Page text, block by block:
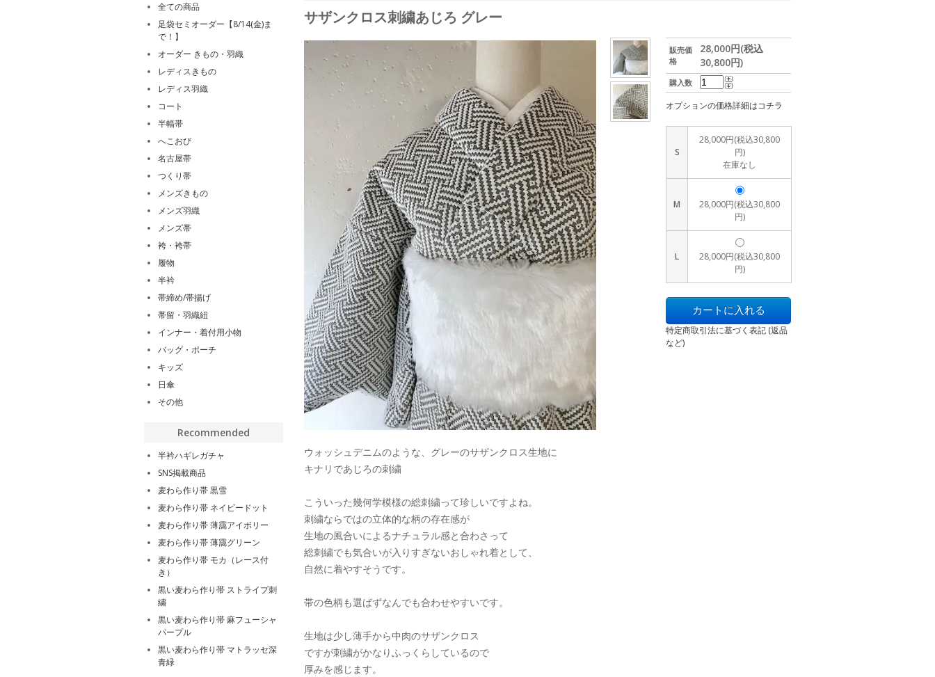
サザンクロス刺繍あじろ グレー
販売価
格
28,000円(税込
30,800円)
購入数
オプションの価格詳細はコチラ
S
28,000円(税込30,800
円)
在庫なし
M
28,000円(税込30,800
円)
L
28,000円(税込30,800
円)
特定商取引法に基づく表記 (返品
など)
ウォッシュデニムのような、グレーのサザンクロス生地に
キナリであじろの刺繍
こういった幾何学模様の総刺繍って珍しいですよね。
刺繍ならではの立体的な柄の存在感が
生地の風合いによるナチュラル感と合わさって
総刺繍でも気合いが入りすぎないおしゃれ着として、
自然に着やすそうです。
帯の色柄も選ばずなんでも合わせやすいです。
生地は少し薄手から中肉のサザンクロス
ですが刺繍がかなりふっくらしているので
厚みを感じます。
全ての商品
足袋セミオーダー【8/14(金)ま
で！】
オーダー きもの・羽織
レディスきもの
レディス羽織
コート
半幅帯
へこおび
名古屋帯
つくり帯
メンズきもの
メンズ羽織
メンズ帯
袴・袴帯
履物
半衿
帯締め/帯揚げ
帯留・羽織紐
インナー・着付用小物
バッグ・ポーチ
キッズ
日傘
その他
Recommended
半衿ハギレガチャ
SNS掲載商品
麦わら作り帯 黒雪
麦わら作り帯 ネイビードット
麦わら作り帯 薄靄アイボリー
麦わら作り帯 薄靄グリーン
麦わら作り帯 モカ（レース付
き）
黒い麦わら作り帯 ストライプ刺
繍
黒い麦わら作り帯 麻フューシャ
パープル
黒い麦わら作り帯 マトラッセ深
青緑